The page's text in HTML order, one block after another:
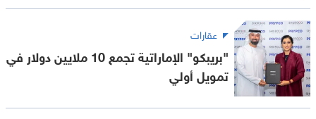
عقارات
"بريبكو" الإماراتية تجمع 10 ملايين دولار في
تمويل أولي